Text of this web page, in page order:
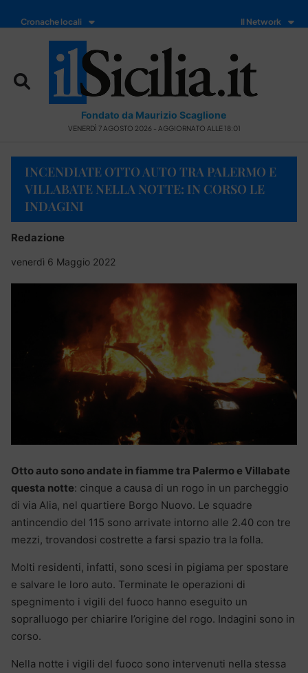
Cronache locali Il Network
Fondato da Maurizio Scaglione
VENERDÌ 7 AGOSTO 2026 - AGGIORNATO ALLE 18:01
INCENDIATE OTTO AUTO TRA PALERMO E
VILLABATE NELLA NOTTE: IN CORSO LE
INDAGINI
Redazione
venerdì 6 Maggio 2022
Otto auto sono andate in fiamme tra Palermo e Villabate
questa notte: cinque a causa di un rogo in un parcheggio
di via Alia, nel quartiere Borgo Nuovo. Le squadre
antincendio del 115 sono arrivate intorno alle 2.40 con tre
mezzi, trovandosi costrette a farsi spazio tra la folla.
Molti residenti, infatti, sono scesi in pigiama per spostare
e salvare le loro auto. Terminate le operazioni di
spegnimento i vigili del fuoco hanno eseguito un
sopralluogo per chiarire l’origine del rogo. Indagini sono in
corso.
Nella notte i vigili del fuoco sono intervenuti nella stessa